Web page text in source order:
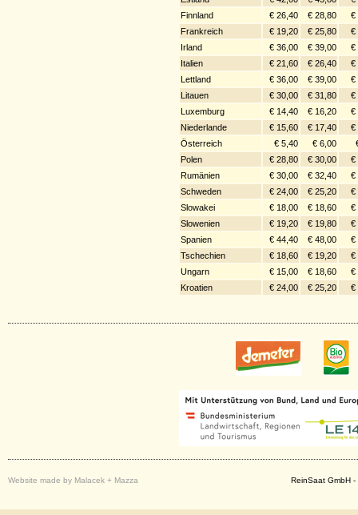
Finnland
€ 26,40 € 28,80
€
Frankreich
€ 19,20 € 25,80
€
Irland
€ 36,00 € 39,00
€
Italien
€ 21,60 € 26,40
€
Lettland
€ 36,00 € 39,00
€
Litauen
€ 30,00 € 31,80
€
Luxemburg
€ 14,40 € 16,20
€
Niederlande
€ 15,60 € 17,40
€
Österreich
€ 5,40 € 6,00
Polen
€ 28,80 € 30,00
€
Rumänien
€ 30,00 € 32,40
€
Schweden
€ 24,00 € 25,20
€
Slowakei
€ 18,00 € 18,60
€
Slowenien
€ 19,20 € 19,80
€
Spanien
€ 44,40 € 48,00
€
Tschechien
€ 18,60 € 19,20
€
Ungarn
€ 15,00 € 18,60
€
Kroatien
€ 24,00 € 25,20 €
Website made by Malacek + Mazza ReinSaat GmbH